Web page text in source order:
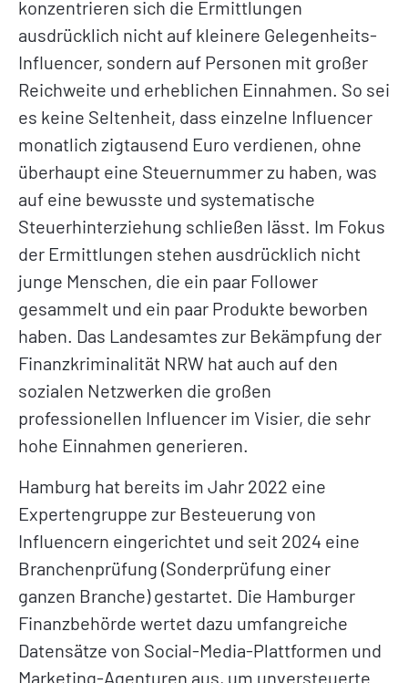
konzentrieren sich die Ermittlungen
ausdrücklich nicht auf kleinere Gelegenheits-
Influencer, sondern auf Personen mit großer
Reichweite und erheblichen Einnahmen. So sei
es keine Seltenheit, dass einzelne Influencer
monatlich zigtausend Euro verdienen, ohne
überhaupt eine Steuernummer zu haben, was
auf eine bewusste und systematische
Steuerhinterziehung schließen lässt. Im Fokus
der Ermittlungen stehen ausdrücklich nicht
junge Menschen, die ein paar Follower
gesammelt und ein paar Produkte beworben
haben. Das Landesamtes zur Bekämpfung der
Finanzkriminalität NRW hat auch auf den
sozialen Netzwerken die großen
professionellen Influencer im Visier, die sehr
hohe Einnahmen generieren.
Hamburg hat bereits im Jahr 2022 eine
Expertengruppe zur Besteuerung von
Influencern eingerichtet und seit 2024 eine
Branchenprüfung (Sonderprüfung einer
ganzen Branche) gestartet. Die Hamburger
Finanzbehörde wertet dazu umfangreiche
Datensätze von Social-Media-Plattformen und
Marketing-Agenturen aus, um unversteuerte